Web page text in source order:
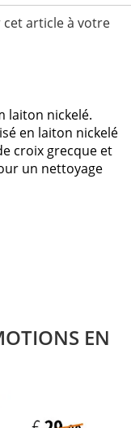
article à votre
laiton nickelé.
en laiton nickelé
croix grecque et
un nettoyage
EN